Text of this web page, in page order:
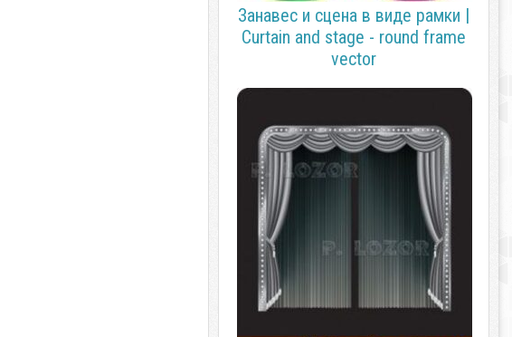
Занавес и сцена в виде рамки |
Curtain and stage - round frame
vector